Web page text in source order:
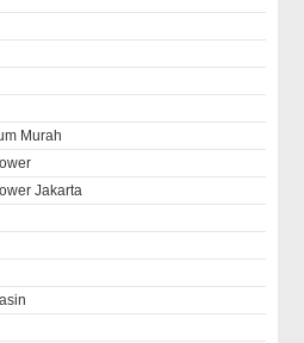
Murah
Jakarta